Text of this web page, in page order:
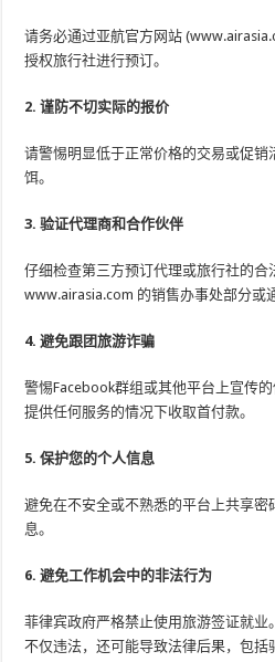
请务必通过亚航官方网站
授权旅行社进行预订。
2. 谨防不切实际的报价
请警惕明显低于正常价格的交易或促
饵。
3. 验证代理商和合作伙伴
仔细检查第三方预订代理或旅行社的合
www.airasia.com 的销售办事处部分或
4. 避免跟团旅游诈骗
警惕Facebook群组或其他平台上宣传
提供任何服务的情况下收取首付款。
5. 保护您的个人信息
避免在不安全或不熟悉的平台上共享
息。
6. 避免工作机会中的非法行为
菲律宾政府严格禁止使用旅游签证就
不仅违法，还可能导致法律后果，包括